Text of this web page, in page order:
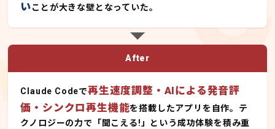
いことが大きな壁となっていた。
After
Claude Codeで再生速度調整・AIによる発音評
価・シンクロ再生機能を搭載したアプリを自作。テ
クノロジーの力で「聞こえる!」という成功体験を積み重